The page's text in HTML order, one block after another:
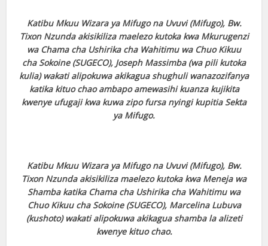
Katibu Mkuu Wizara ya Mifugo na Uvuvi (Mifugo), Bw.
Tixon Nzunda akisikiliza maelezo kutoka kwa Mkurugenzi
wa Chama cha Ushirika cha Wahitimu wa Chuo Kikuu
cha Sokoine (SUGECO), Joseph Massimba (wa pili kutoka
kulia) wakati alipokuwa akikagua shughuli wanazozifanya
katika kituo chao ambapo amewasihi kuanza kujikita
kwenye ufugaji kwa kuwa zipo fursa nyingi kupitia Sekta
ya Mifugo.
Katibu Mkuu Wizara ya Mifugo na Uvuvi (Mifugo), Bw.
Tixon Nzunda akisikiliza maelezo kutoka kwa Meneja wa
Shamba katika Chama cha Ushirika cha Wahitimu wa
Chuo Kikuu cha Sokoine (SUGECO), Marcelina Lubuva
(kushoto) wakati alipokuwa akikagua shamba la alizeti
kwenye kituo chao.